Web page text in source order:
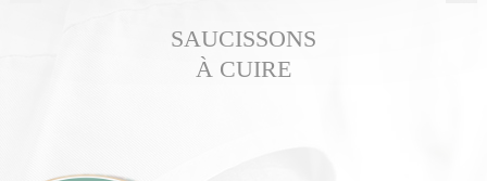
SAUCISSONS
À CUIRE